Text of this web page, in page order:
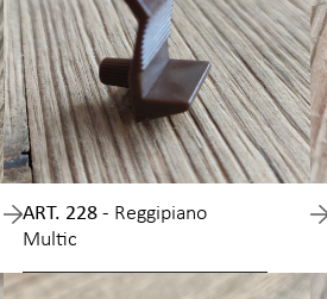
ART. 228 - Reggipiano
Multic